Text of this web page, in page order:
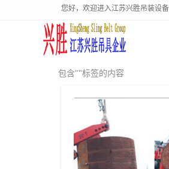
您好，欢迎进入江苏兴胜吊装设备
包含""标签的内容